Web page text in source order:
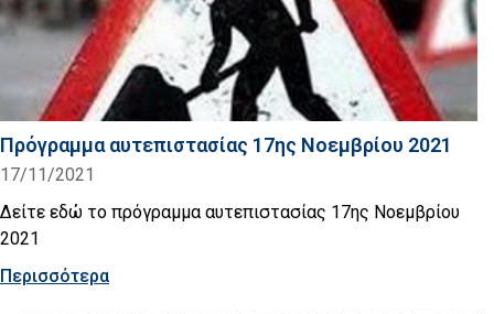
Πρόγραμμα αυτεπιστασίας 17ης Νοεμβρίου 2021
17/11/2021
Δείτε εδώ το πρόγραμμα αυτεπιστασίας 17ης Νοεμβρίου
2021
Περισσότερα